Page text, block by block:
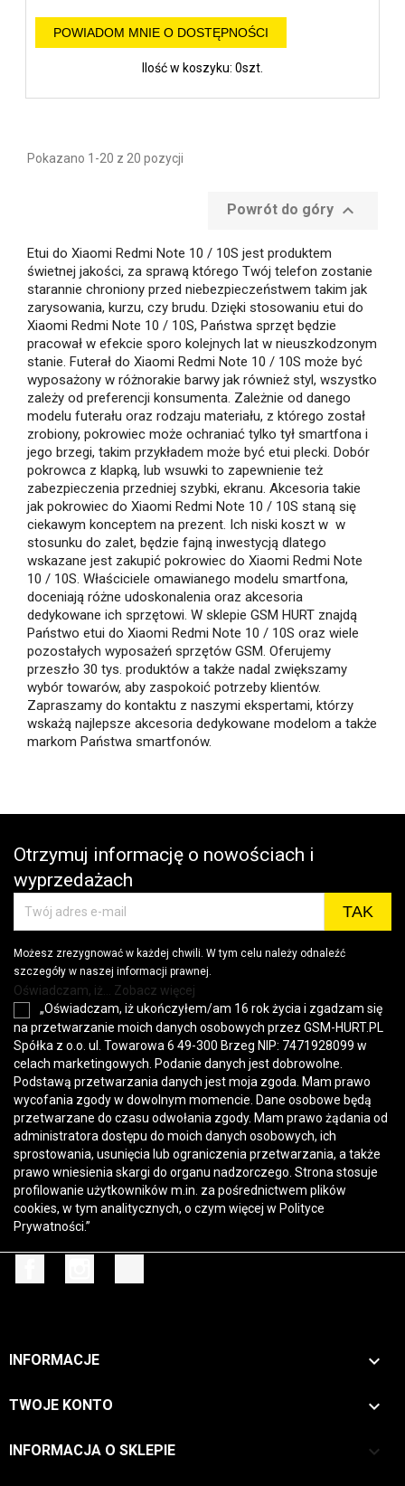
POWIADOM MNIE O DOSTĘPNOŚCI
Ilość w koszyku: 0szt.
Pokazano 1-20 z 20 pozycji
Powrót do góry 
Etui do Xiaomi Redmi Note 10 / 10S jest produktem
świetnej jakości, za sprawą którego Twój telefon zostanie
starannie chroniony przed niebezpieczeństwem takim jak
zarysowania, kurzu, czy brudu. Dzięki stosowaniu etui do
Xiaomi Redmi Note 10 / 10S, Państwa sprzęt będzie
pracował w efekcie sporo kolejnych lat w nieuszkodzonym
stanie. Futerał do Xiaomi Redmi Note 10 / 10S może być
wyposażony w różnorakie barwy jak również styl, wszystko
zależy od preferencji konsumenta. Zależnie od danego
modelu futerału oraz rodzaju materiału, z którego został
zrobiony, pokrowiec może ochraniać tylko tył smartfona i
jego brzegi, takim przykładem może być etui plecki. Dobór
pokrowca z klapką, lub wsuwki to zapewnienie też
zabezpieczenia przedniej szybki, ekranu. Akcesoria takie
jak pokrowiec do Xiaomi Redmi Note 10 / 10S staną się
ciekawym konceptem na prezent. Ich niski koszt w w
stosunku do zalet, będzie fajną inwestycją dlatego
wskazane jest zakupić pokrowiec do Xiaomi Redmi Note
10 / 10S. Właściciele omawianego modelu smartfona,
doceniają różne udoskonalenia oraz akcesoria
dedykowane ich sprzętowi. W sklepie GSM HURT znajdą
Państwo etui do Xiaomi Redmi Note 10 / 10S oraz wiele
pozostałych wyposażeń sprzętów GSM. Oferujemy
przeszło 30 tys. produktów a także nadal zwiększamy
wybór towarów, aby zaspokoić potrzeby klientów.
Zapraszamy do kontaktu z naszymi ekspertami, którzy
wskażą najlepsze akcesoria dedykowane modelom a także
markom Państwa smartfonów.
Otrzymuj informację o nowościach i
wyprzedażach
Możesz zrezygnować w każdej chwili. W tym celu należy odnaleźć
szczegóły w naszej informacji prawnej.
Oświadczam, iż... Zobacz więcej
„Oświadczam, iż ukończyłem/am 16 rok życia i zgadzam się
na przetwarzanie moich danych osobowych przez GSM-HURT.PL
Spółka z o.o. ul. Towarowa 6 49-300 Brzeg NIP: 7471928099 w
celach marketingowych. Podanie danych jest dobrowolne.
Podstawą przetwarzania danych jest moja zgoda. Mam prawo
wycofania zgody w dowolnym momencie. Dane osobowe będą
przetwarzane do czasu odwołania zgody. Mam prawo żądania od
administratora dostępu do moich danych osobowych, ich
sprostowania, usunięcia lub ograniczenia przetwarzania, a także
prawo wniesienia skargi do organu nadzorczego. Strona stosuje
profilowanie użytkowników m.in. za pośrednictwem plików
cookies, w tym analitycznych, o czym więcej w Polityce
Prywatności.”
INFORMACJE 
TWOJE KONTO 
INFORMACJA O SKLEPIE keyboard_arrow_down